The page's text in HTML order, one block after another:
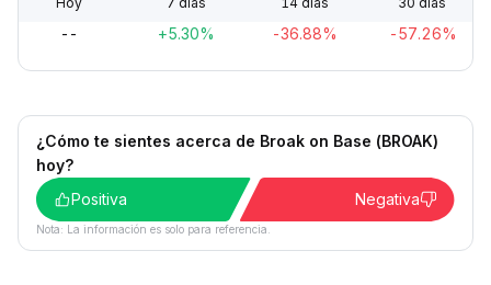
-- +5.30% -36.88% -57.26%
¿Cómo te sientes acerca de Broak on Base (BROAK)
hoy?
Positiva
Negativa
Nota: La información es solo para referencia.